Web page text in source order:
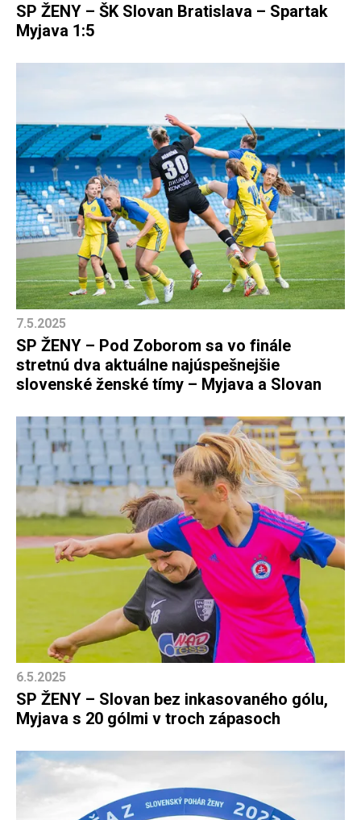
SP ŽENY – ŠK Slovan Bratislava – Spartak
Myjava 1:5
7.5.2025
SP ŽENY – Pod Zoborom sa vo finále
stretnú dva aktuálne najúspešnejšie
slovenské ženské tímy – Myjava a Slovan
6.5.2025
SP ŽENY – Slovan bez inkasovaného gólu,
Myjava s 20 gólmi v troch zápasoch